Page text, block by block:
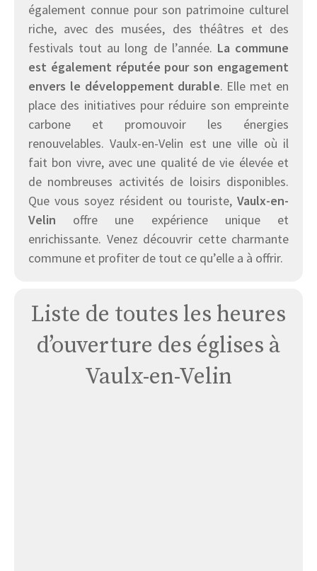
également connue pour son patrimoine culturel
riche, avec des musées, des théâtres et des
festivals tout au long de l’année. La commune
est également réputée pour son engagement
envers le développement durable. Elle met en
place des initiatives pour réduire son empreinte
carbone et promouvoir les énergies
renouvelables. Vaulx-en-Velin est une ville où il
fait bon vivre, avec une qualité de vie élevée et
de nombreuses activités de loisirs disponibles.
Que vous soyez résident ou touriste, Vaulx-en-
Velin offre une expérience unique et
enrichissante. Venez découvrir cette charmante
commune et profiter de tout ce qu’elle a à offrir.
Liste de toutes les heures
d’ouverture des églises à
Vaulx-en-Velin